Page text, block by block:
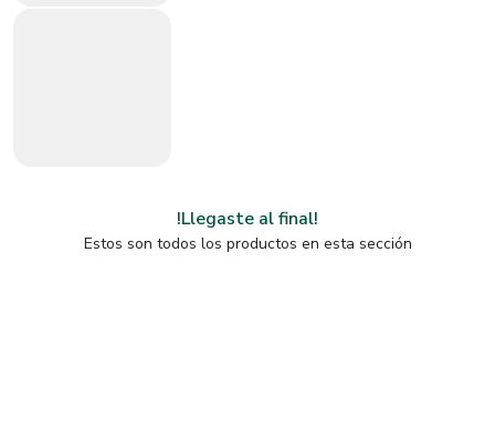
!Llegaste al final!
Estos son todos los productos en esta sección